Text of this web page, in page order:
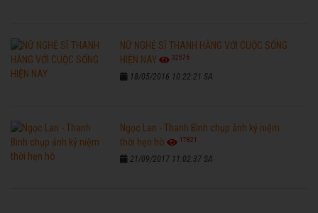
NỮ NGHỆ SĨ THANH HẰNG VỚI CUỘC SỐNG
HIỆN NAY
32576
18/05/2016 10:22:21 SA
Ngọc Lan - Thanh Bình chụp ảnh kỷ niệm
thời hẹn hò
17821
21/09/2017 11:02:37 SA